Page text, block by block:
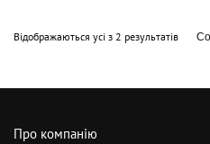
Відображаються усі з 2 результатів
Про компанію